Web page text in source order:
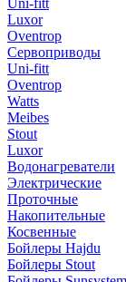
Uni-fitt
Luxor
Oventrop
Сервоприводы
Uni-fitt
Oventrop
Watts
Meibes
Stout
Luxor
Водонагреватели
Электрические
Проточные
Накопительные
Косвенные
Бойлеры Hajdu
Бойлеры Stout